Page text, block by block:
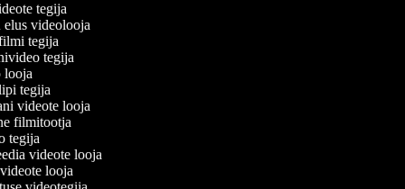
tegija
elus videolooja
tegija
tegija
looja
tegija
videote looja
filmitootja
tegija
videote looja
looja